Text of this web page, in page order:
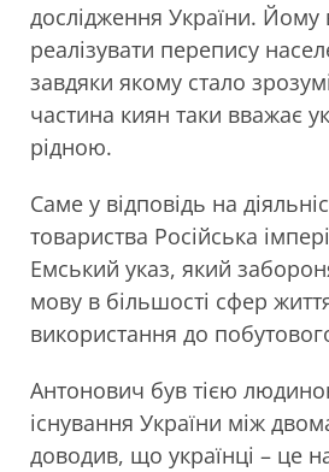
дослідження України. Йому
реалізувати перепису
завдяки якому стало
частина киян таки вважає
рідною.
Саме у відповідь на
товариства Російська
Емський указ, який
мову в більшості сфер
використання до
Антонович був тією
існування України між
доводив, що українці – це